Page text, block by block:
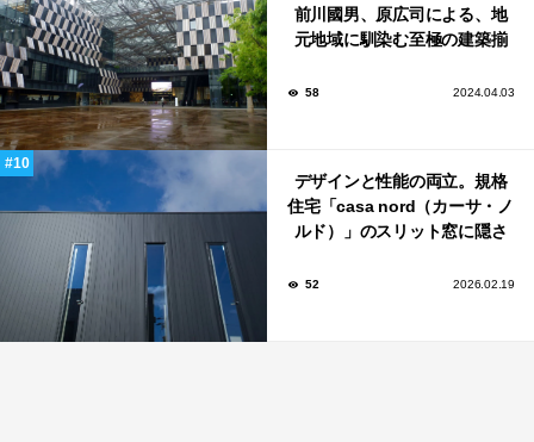
前川國男、原広司による、地
元地域に馴染む至極の建築揃
58 2024.04.03
デザインと性能の両立。規格
住宅「casa nord（カーサ・ノ
ルド）」のスリット窓に隠さ
52 2026.02.19